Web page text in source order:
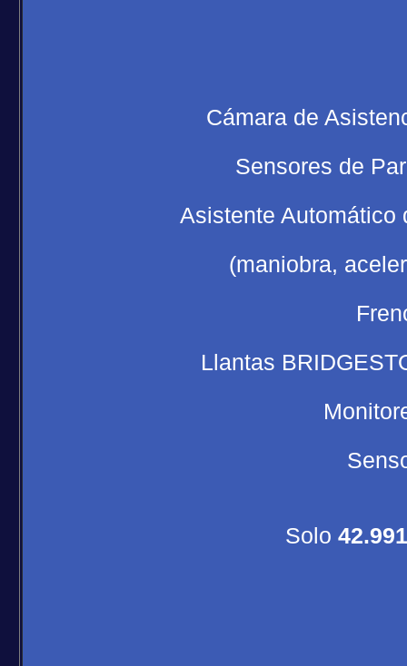
Cámara de
Sensores de
Asistente Automático
(maniobra,
Llantas
Solo